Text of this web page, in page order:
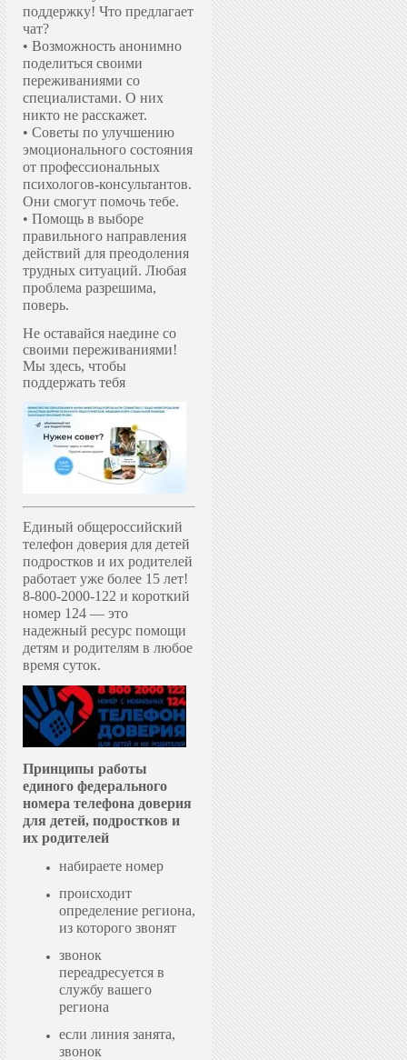
поддержку! Что предлагает
чат?
• Возможность анонимно
поделиться своими
переживаниями со
специалистами. О них
никто не расскажет.
• Советы по улучшению
эмоционального состояния
от профессиональных
психологов-консультантов.
Они смогут помочь тебе.
• Помощь в выборе
правильного направления
действий для преодоления
трудных ситуаций. Любая
проблема разрешима,
поверь.
Не оставайся наедине со
своими переживаниями!
Мы здесь, чтобы
поддержать тебя
Единый общероссийский
телефон доверия для детей
подростков и их родителей
работает уже более 15 лет!
8-800-2000-122 и короткий
номер 124 — это
надежный ресурс помощи
детям и родителям в любое
время суток.
Принципы работы
единого федерального
номера телефона доверия
для детей, подростков и
их родителей
набираете номер
происходит
определение региона,
из которого звонят
звонок
переадресуется в
службу вашего
региона
если линия занята,
звонок